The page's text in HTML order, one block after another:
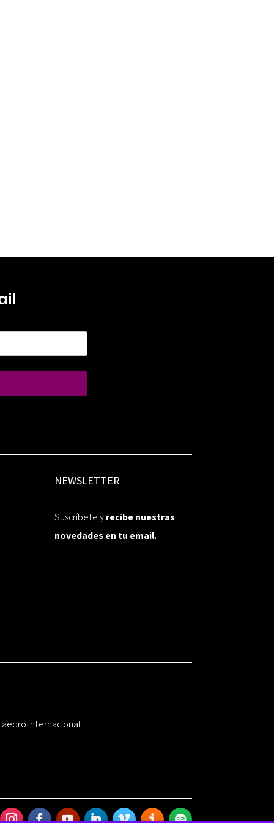
NEWSLETTER
Suscríbete yrecibe nuestras
novedades en tu email.
internacional